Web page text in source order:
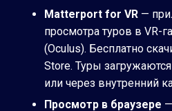
Matterport for VR —
просмотра туров в VR-
(Oculus). Бесплатно
Store. Туры
или через внутренний
Просмотр в браузере